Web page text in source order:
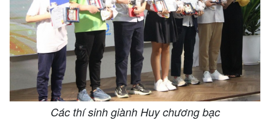
Các thí sinh giành Huy chương bạc